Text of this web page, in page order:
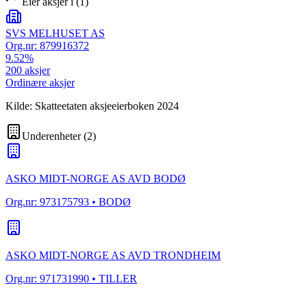
SVS MELHUSET AS
Org.nr: 879916372
9.52%
200 aksjer
Ordinære aksjer
Kilde: Skatteetaten aksjeeierboken 2024
Underenheter(2)
ASKO MIDT-NORGE AS AVD BODØ
Org.nr: 973175793 • BODØ
ASKO MIDT-NORGE AS AVD TRONDHEIM
Org.nr: 971731990 • TILLER